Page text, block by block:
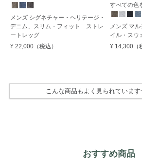
メンズ シグネチャー・ヘリテージ・
デニム、スリム・フィット ストレ
ートレッグ
¥ 22,000（税込）
すべての色
メンズ マ
イル・スウ
¥ 14,300 （
こんな商品もよく見られていま
おすすめ商品